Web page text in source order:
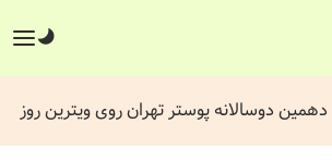
دهمین دوسالانه پوستر تهران روی ویترین روز